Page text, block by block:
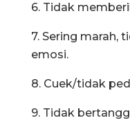
6. Tidak
7. Sering marah,
emosi.
8. Cuek/tidak
9. Tidak